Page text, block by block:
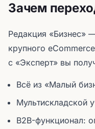
Зачем
Редакция «Бизнес»
крупного
с «Эксперт» вы
Всё из «Малый
Мультискладской
B2B-функционал: